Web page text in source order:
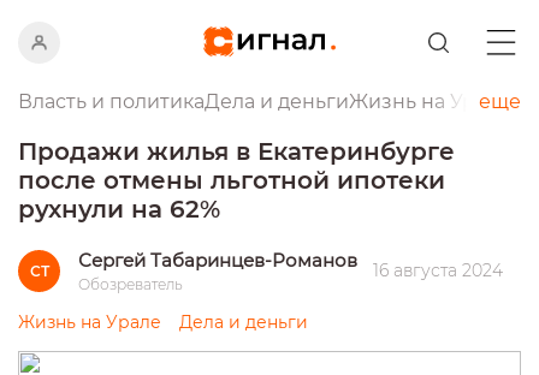
Власть и политикаДела и деньгиЖизнь на Урале
еще
Продажи жилья в Екатеринбурге
после отмены льготной ипотеки
рухнули на 62%
СТ Сергей Табаринцев-Романов
Обозреватель
16 августа 2024
Жизнь на Урале Дела и деньги